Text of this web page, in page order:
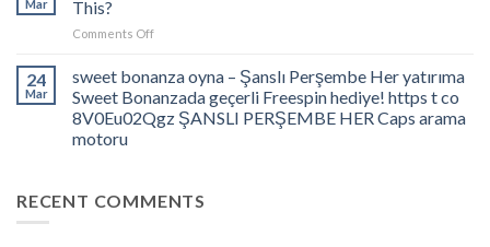
zu
Schützen
Mar
This?
Comments Offon
â
What
Do
This?
24
Mar
sweet bonanza oyna – Şanslı Perşembe Her yatırıma
Sweet Bonanzada geçerli Freespin hediye! https t co
8V0Eu02Qgz ŞANSLI PERŞEMBE HER Caps arama
motoru
RECENT COMMENTS